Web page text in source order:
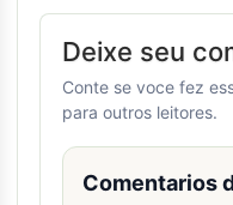
Deixe seu
Conte se voce fez
para outros leitores.
Comentarios